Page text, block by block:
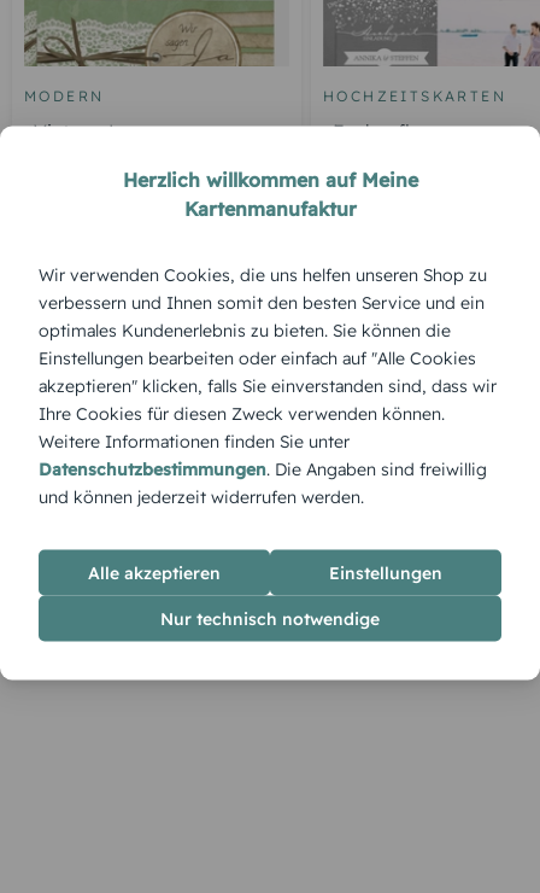
MODERN
Vintage Lace
HOCHZEITSKARTEN
Funkenflug
ÜBERBLICK:
Produktbeschreibung
Die schlichte „Save-the-Date Karte 5989“ punktet durch
zeitloses Design und klare Botschaft. Ein idealer Auftakt für
eure stilvolle Hochzeitsreise.
Herzlich willkommen auf Meine
Kartenmanufaktur
Wir verwenden Cookies, die uns helfen unseren Shop zu
verbessern und Ihnen somit den besten Service und ein
optimales Kundenerlebnis zu bieten. Sie können die
Einstellungen bearbeiten oder einfach auf "Alle Cookies
akzeptieren" klicken, falls Sie einverstanden sind, dass wir
Ihre Cookies für diesen Zweck verwenden können.
Weitere Informationen finden Sie unter
Datenschutzbestimmungen. Die Angaben sind freiwillig
und können jederzeit widerrufen werden.
Alle akzeptieren Einstellungen
Nur technisch notwendige